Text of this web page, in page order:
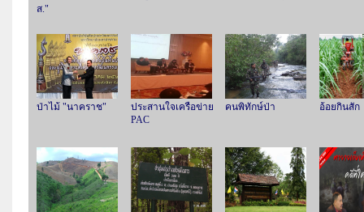
ส."
ป่าไม้ "นาคราช"
ประสานใจเครือข่าย
PAC
คนพิทักษ์ป่า อ้อยกินสัก